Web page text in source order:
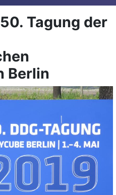
Tagung der
Berlin